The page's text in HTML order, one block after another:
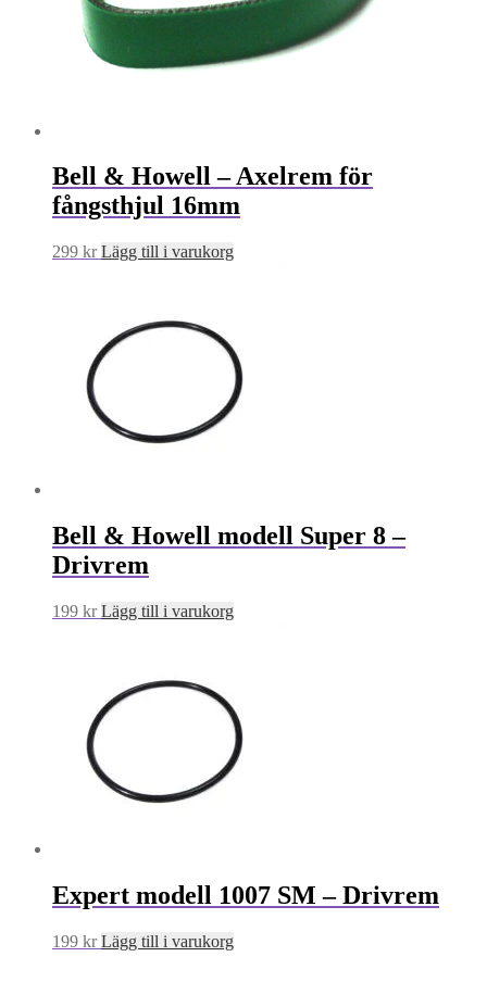
Bell & Howell – Axelrem för
fångsthjul 16mm
299 kr Lägg till i varukorg
Bell & Howell modell Super 8 –
Drivrem
199 kr Lägg till i varukorg
Expert modell 1007 SM – Drivrem
199 kr Lägg till i varukorg